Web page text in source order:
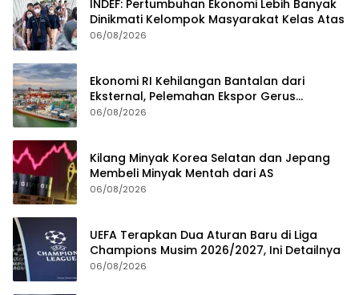
INDEF: Pertumbuhan Ekonomi Lebih Banyak
Dinikmati Kelompok Masyarakat Kelas Atas
06/08/2026
Ekonomi RI Kehilangan Bantalan dari
Eksternal, Pelemahan Ekspor Gerus
Pertumbuhan
06/08/2026
Kilang Minyak Korea Selatan dan Jepang
Membeli Minyak Mentah dari AS
06/08/2026
UEFA Terapkan Dua Aturan Baru di Liga
Champions Musim 2026/2027, Ini Detailnya
06/08/2026